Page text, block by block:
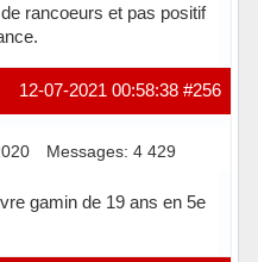
rancoeurs et pas positif
#256
12-07-2021 00:58:38
Messages: 4 429
gamin de 19 ans en 5e